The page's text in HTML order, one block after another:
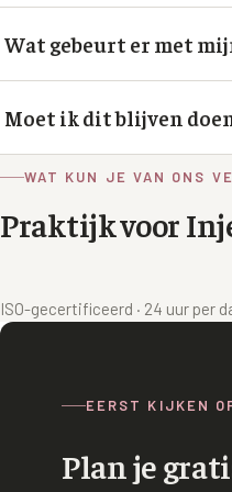
gebruikt in universitaire
Wat gebeurt er met
behandelend arts. U heeft
Moet ik dit blijven
Een nulmeting is
WAT KUN JE VAN ONS
Praktijk voor
ISO-gecertificeerd · 24 uur per
EERST KIJKEN
Plan je